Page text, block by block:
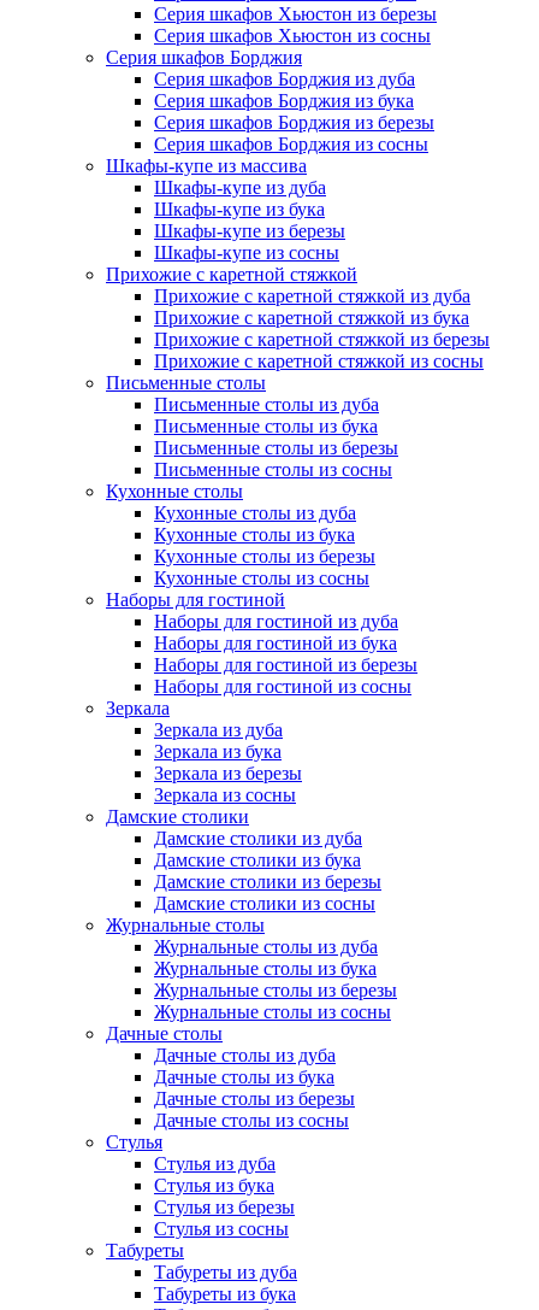
Серия шкафов Хьюстон из березы
Серия шкафов Хьюстон из сосны
Серия шкафов Борджия
Серия шкафов Борджия из дуба
Серия шкафов Борджия из бука
Серия шкафов Борджия из березы
Серия шкафов Борджия из сосны
Шкафы-купе из массива
Шкафы-купе из дуба
Шкафы-купе из бука
Шкафы-купе из березы
Шкафы-купе из сосны
Прихожие с каретной стяжкой
Прихожие с каретной стяжкой из дуба
Прихожие с каретной стяжкой из бука
Прихожие с каретной стяжкой из березы
Прихожие с каретной стяжкой из сосны
Письменные столы
Письменные столы из дуба
Письменные столы из бука
Письменные столы из березы
Письменные столы из сосны
Кухонные столы
Кухонные столы из дуба
Кухонные столы из бука
Кухонные столы из березы
Кухонные столы из сосны
Наборы для гостиной
Наборы для гостиной из дуба
Наборы для гостиной из бука
Наборы для гостиной из березы
Наборы для гостиной из сосны
Зеркала
Зеркала из дуба
Зеркала из бука
Зеркала из березы
Зеркала из сосны
Дамские столики
Дамские столики из дуба
Дамские столики из бука
Дамские столики из березы
Дамские столики из сосны
Журнальные столы
Журнальные столы из дуба
Журнальные столы из бука
Журнальные столы из березы
Журнальные столы из сосны
Дачные столы
Дачные столы из дуба
Дачные столы из бука
Дачные столы из березы
Дачные столы из сосны
Стулья
Стулья из дуба
Стулья из бука
Стулья из березы
Стулья из сосны
Табуреты
Табуреты из дуба
Табуреты из бука